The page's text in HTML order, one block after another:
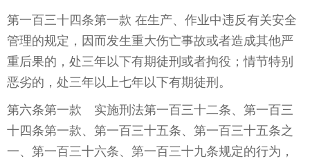
第一百三十四条第一款 在生产、作业中违反有关安全
管理的规定，因而发生重大伤亡事故或者造成其他严
重后果的，处三年以下有期徒刑或者拘役；情节特别
恶劣的，处三年以上七年以下有期徒刑。
第六条第一款 实施刑法第一百三十二条、第一百三
十四条第一款、第一百三十五条、第一百三十五条之
一、第一百三十六条、第一百三十九条规定的行为，